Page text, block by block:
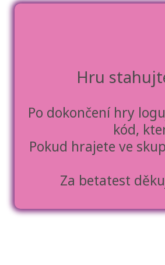
Hru
Po dokončení hry
kód,
Pokud hrajete ve
Za betatest